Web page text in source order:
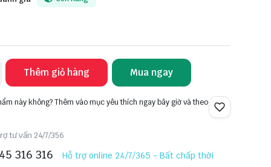
Thêm giỏ hàng Mua ngay
này không? Thêm vào mục yêu thích ngay bây giờ và theo
tư vấn 24/7/356
316 316
Hỗ trợ online 24/7/365 - Bất chấp thời